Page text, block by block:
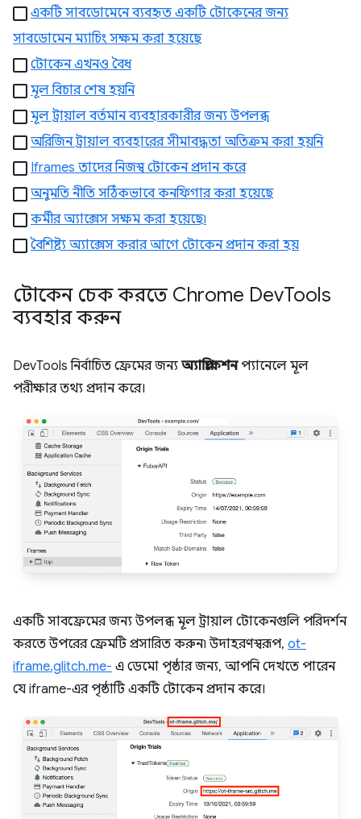
একটি সাবডোমেনে ব্যবহৃত একটি টোকেনের জন্য
সাবডোমেন ম্যাচিং সক্ষম করা হয়েছে
টোকেন এখনও বৈধ
মূল বিচার শেষ হয়নি
মূল ট্রায়াল বর্তমান ব্যবহারকারীর জন্য উপলব্ধ
অরিজিন ট্রায়াল ব্যবহারের সীমাবদ্ধতা অতিক্রম করা হয়নি
Iframes তাদের নিজস্ব টোকেন প্রদান করে
অনুমতি নীতি সঠিকভাবে কনফিগার করা হয়েছে
কর্মীর অ্যাক্সেস সক্ষম করা হয়েছে৷
বৈশিষ্ট্য অ্যাক্সেস করার আগে টোকেন প্রদান করা হয়
টোকেন চেক করতে Chrome DevTools
ব্যবহার করুন
DevTools নির্বাচিত ফ্রেমের জন্য অ্যাপ্লিকেশনপ্যানেলে মূল
পরীক্ষার তথ্য প্রদান করে।
একটি সাবফ্রেমের জন্য উপলব্ধ মূল ট্রায়াল টোকেনগুলি পরিদর্শন
করতে উপরের ফ্রেমটি প্রসারিত করুন৷ উদাহরণস্বরূপ, ot-
iframe.glitch.me- এ ডেমো পৃষ্ঠার জন্য, আপনি দেখতে পারেন
যে iframe-এর পৃষ্ঠাটি একটি টোকেন প্রদান করে।